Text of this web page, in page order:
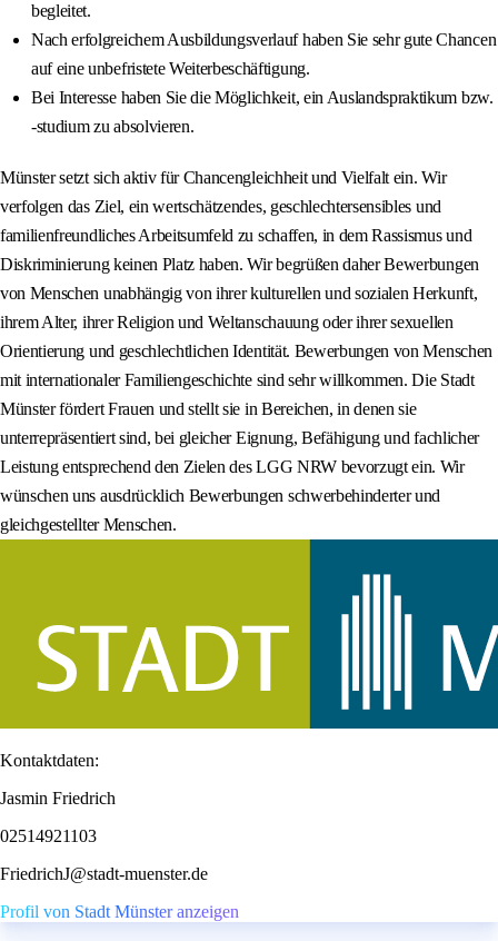
begleitet.
Nach erfolgreichem Ausbildungsverlauf haben Sie sehr gute Chancen
auf eine unbefristete Weiterbeschäftigung.
Bei Interesse haben Sie die Möglichkeit, ein Auslandspraktikum bzw.
-studium zu absolvieren.
Münster setzt sich aktiv für Chancengleichheit und Vielfalt ein. Wir
verfolgen das Ziel, ein wertschätzendes, geschlechtersensibles und
familienfreundliches Arbeitsumfeld zu schaffen, in dem Rassismus und
Diskriminierung keinen Platz haben. Wir begrüßen daher Bewerbungen
von Menschen unabhängig von ihrer kulturellen und sozialen Herkunft,
ihrem Alter, ihrer Religion und Weltanschauung oder ihrer sexuellen
Orientierung und geschlechtlichen Identität. Bewerbungen von Menschen
mit internationaler Familiengeschichte sind sehr willkommen. Die Stadt
Münster fördert Frauen und stellt sie in Bereichen, in denen sie
unterrepräsentiert sind, bei gleicher Eignung, Befähigung und fachlicher
Leistung entsprechend den Zielen des LGG NRW bevorzugt ein. Wir
wünschen uns ausdrücklich Bewerbungen schwerbehinderter und
gleichgestellter Menschen.
Kontaktdaten:
Jasmin Friedrich
02514921103
FriedrichJ@stadt-muenster.de
Profil von Stadt Münster anzeigen